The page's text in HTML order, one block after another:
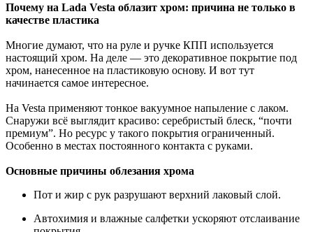
Почему на Lada Vesta облазит хром: причина не только в
качестве пластика
Многие думают, что на руле и ручке КПП используется
настоящий хром. На деле — это декоративное покрытие под
хром, нанесенное на пластиковую основу. И вот тут
начинается самое интересное.
На Vesta применяют тонкое вакуумное напыление с лаком.
Снаружи всё выглядит красиво: серебристый блеск, “почти
премиум”. Но ресурс у такого покрытия ограниченный.
Особенно в местах постоянного контакта с руками.
Основные причины облезания хрома
Пот и жир с рук разрушают верхний лаковый слой.
Автохимия и влажные салфетки ускоряют отслаивание